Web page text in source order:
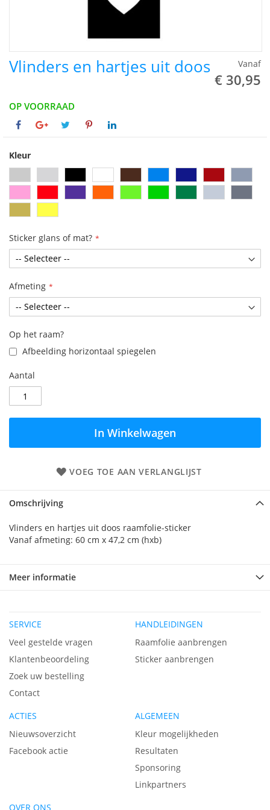
Vlinders en hartjes uit doos Vanaf
€ 30,95
OP VOORRAAD
Kleur
Sticker glans of mat?
Afmeting
Op het raam?
Afbeelding horizontaal spiegelen
Aantal
In Winkelwagen
VOEG TOE AAN VERLANGLIJST
Omschrijving
Vlinders en hartjes uit doos raamfolie-sticker
Vanaf afmeting: 60 cm x 47,2 cm (hxb)
Meer informatie
SERVICE
Veel gestelde vragen
Klantenbeoordeling
Zoek uw bestelling
Contact
HANDLEIDINGEN
Raamfolie aanbrengen
Sticker aanbrengen
ACTIES
Nieuwsoverzicht
Facebook actie
ALGEMEEN
Kleur mogelijkheden
Resultaten
Sponsoring
Linkpartners
OVER ONS